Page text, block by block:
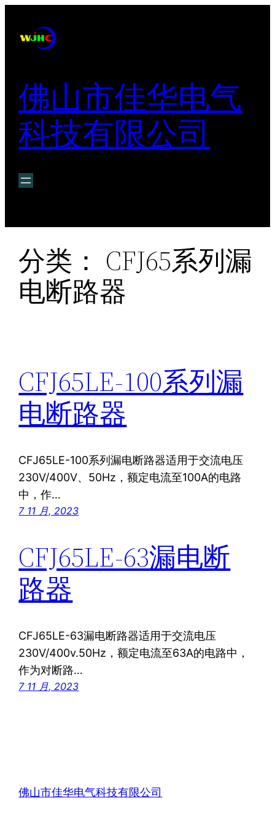
佛山市佳华电气
科技有限公司
分类： CFJ65系列漏
电断路器
CFJ65LE-100系列漏
电断路器
CFJ65LE-100系列漏电断路器适用于交流电压
230V/400V、50Hz，额定电流至100A的电路
中，作…
7 11 月, 2023
CFJ65LE-63漏电断
路器
CFJ65LE-63漏电断路器适用于交流电压
230V/400v.50Hz，额定电流至63A的电路中，
作为对断路…
7 11 月, 2023
佛山市佳华电气科技有限公司